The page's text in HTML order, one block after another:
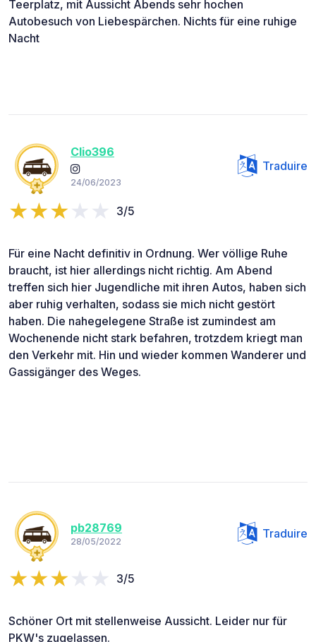
Teerplatz, mit Aussicht Abends sehr hochen
Autobesuch von Liebespärchen. Nichts für eine ruhige
Nacht
Clio396
24/06/2023
Traduire
3/5
Für eine Nacht definitiv in Ordnung. Wer völlige Ruhe
braucht, ist hier allerdings nicht richtig. Am Abend
treffen sich hier Jugendliche mit ihren Autos, haben sich
aber ruhig verhalten, sodass sie mich nicht gestört
haben. Die nahegelegene Straße ist zumindest am
Wochenende nicht stark befahren, trotzdem kriegt man
den Verkehr mit. Hin und wieder kommen Wanderer und
Gassigänger des Weges.
pb28769
28/05/2022
Traduire
3/5
Schöner Ort mit stellenweise Aussicht. Leider nur für
PKW's zugelassen.